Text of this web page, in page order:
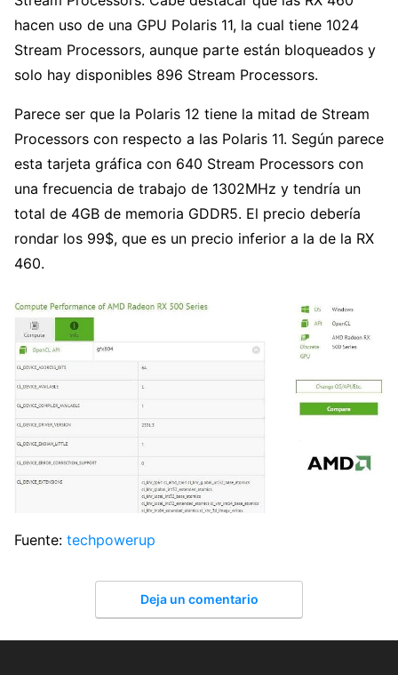
hacen uso de una GPU Polaris 11, la cual tiene 1024
Stream Processors, aunque parte están bloqueados y
solo hay disponibles 896 Stream Processors.
Parece ser que la Polaris 12 tiene la mitad de Stream
Processors con respecto a las Polaris 11. Según parece
esta tarjeta gráfica con 640 Stream Processors con
una frecuencia de trabajo de 1302MHz y tendría un
total de 4GB de memoria GDDR5. El precio debería
rondar los 99$, que es un precio inferior a la de la RX
460.
Fuente: techpowerup
Deja un comentario